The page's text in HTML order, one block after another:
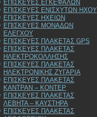
ΕΠΙΣΚΕΥΕΣ ΕΓΚΕΦΑΛΩΝ
ΕΠΙΣΚΕΥΕΣ ΕΝΙΣΧΥΤΩΝ ΗΧΟΥ
ΕΠΙΣΚΕΥΕΣ ΗΧΕΙΩΝ
ΕΠΙΣΚΕΥΕΣ ΜΟΝΑΔΩΝ
ΕΛΕΓΧΟΥ
ΕΠΙΣΚΕΥΕΣ ΠΛΑΚΕΤΑΣ GPS
ΕΠΙΣΚΕΥΕΣ ΠΛΑΚΕΤΑΣ
ΗΛΕΚΤΡΟΚΟΛΛΗΣΗΣ
ΕΠΙΣΚΕΥΕΣ ΠΛΑΚΕΤΑΣ
ΗΛΕΚΤΡΟΝΙΚΗΣ ΖΥΓΑΡΙΑ
ΕΠΙΣΚΕΥΕΣ ΠΛΑΚΕΤΑΣ
ΚΑΝΤΡΑΝ – ΚΟΝΤΕΡ
ΕΠΙΣΚΕΥΕΣ ΠΛΑΚΕΤΑΣ
ΛΕΒΗΤΑ – ΚΑΥΣΤΗΡΑ
ΕΠΙΣΚΕΥΕΣ ΠΛΑΚΕΤΑΣ